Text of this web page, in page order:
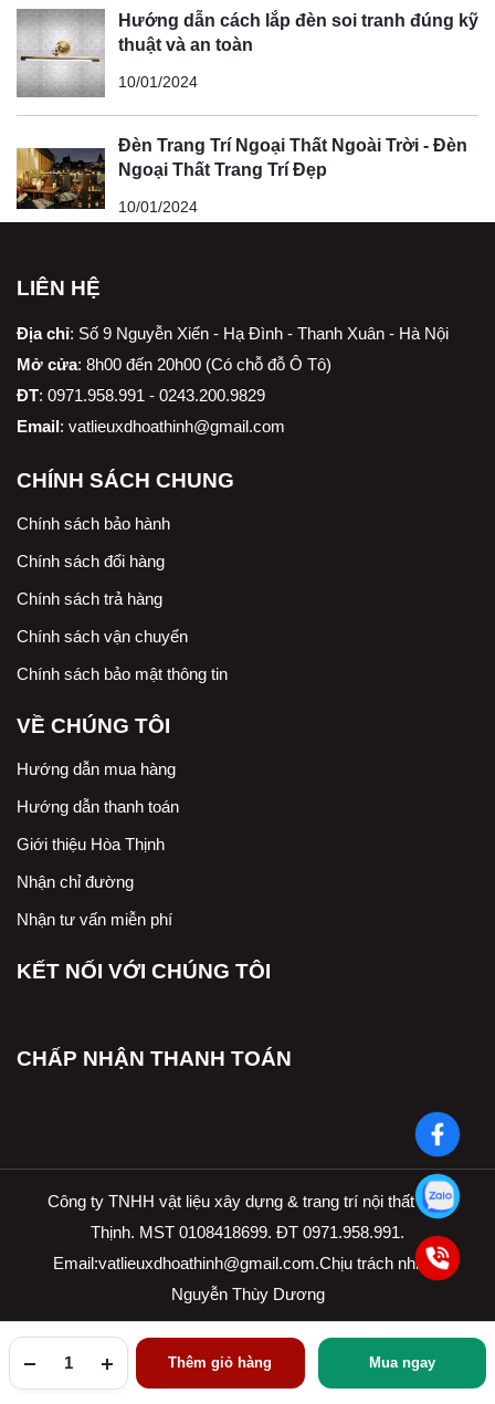
Thêm giỏ hàng Mua ngay
Hướng dẫn cách lắp đèn soi tranh đúng kỹ
thuật và an toàn
10/01/2024
Đèn Trang Trí Ngoại Thất Ngoài Trời - Đèn
Ngoại Thất Trang Trí Đẹp
10/01/2024
LIÊN HỆ
Địa chỉ: Số 9 Nguyễn Xiển - Hạ Đình - Thanh Xuân - Hà Nội
Mở cửa: 8h00 đến 20h00 (Có chỗ đỗ Ô Tô)
ĐT: 0971.958.991 - 0243.200.9829
Email: vatlieuxdhoathinh@gmail.com
CHÍNH SÁCH CHUNG
Chính sách bảo hành
Chính sách đổi hàng
Chính sách trả hàng
Chính sách vận chuyển
Chính sách bảo mật thông tin
VỀ CHÚNG TÔI
Hướng dẫn mua hàng
Hướng dẫn thanh toán
Giới thiệu Hòa Thịnh
Nhận chỉ đường
Nhận tư vấn miễn phí
KẾT NỐI VỚI CHÚNG TÔI
CHẤP NHẬN THANH TOÁN
Công ty TNHH vật liệu xây dựng & trang trí nội thất Hòa
Thịnh. MST 0108418699. ĐT 0971.958.991.
Email:vatlieuxdhoathinh@gmail.com.Chịu trách nhiệm
Nguyễn Thùy Dương